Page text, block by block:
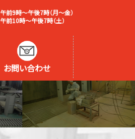
午前9時～午後7時（月～金）
午前10時～午後7時（土）
お問い合わせ